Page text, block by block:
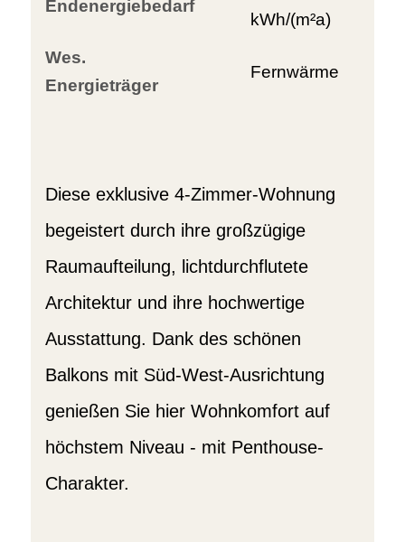
Endenergiebedarf
kWh/(m²a)
Wes.
Energieträger
Fernwärme
Diese exklusive 4-Zimmer-Wohnung
begeistert durch ihre großzügige
Raumaufteilung, lichtdurchflutete
Architektur und ihre hochwertige
Ausstattung. Dank des schönen
Balkons mit Süd-West-Ausrichtung
genießen Sie hier Wohnkomfort auf
höchstem Niveau - mit Penthouse-
Charakter.